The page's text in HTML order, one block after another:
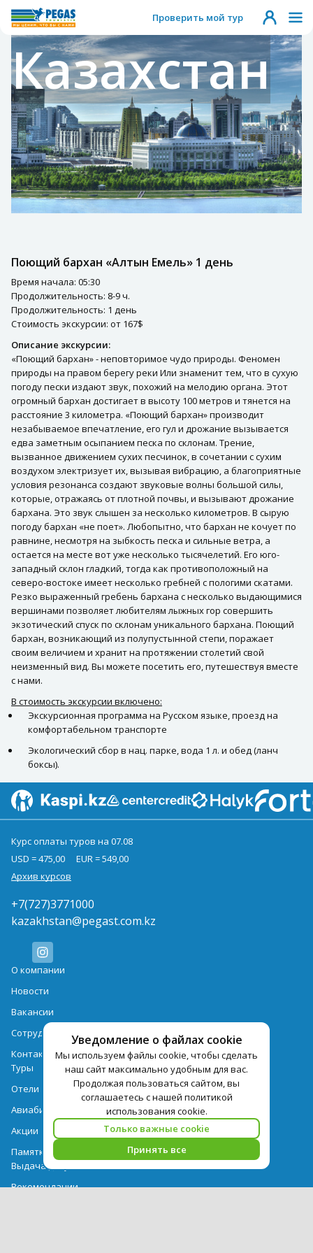
Проверить мой тур
Казахстан
Поющий бархан «Алтын Емель» 1 день
Время начала: 05:30
Продолжительность: 8-9 ч.
Продолжительность: 1 день
Стоимость экскурсии: от 167$
Описание экскурсии:
«Поющий бархан» - неповторимое чудо природы. Феномен
природы на правом берегу реки Или знаменит тем, что в сухую
погоду пески издают звук, похожий на мелодию органа. Этот
огромный бархан достигает в высоту 100 метров и тянется на
расстояние 3 километра. «Поющий бархан» производит
незабываемое впечатление, его гул и дрожание вызывается
едва заметным осыпанием песка по склонам. Трение,
вызванное движением сухих песчинок, в сочетании с сухим
воздухом электризует их, вызывая вибрацию, а благоприятные
условия резонанса создают звуковые волны большой силы,
которые, отражаясь от плотной почвы, и вызывают дрожание
бархана. Это звук слышен за несколько километров. В сырую
погоду бархан «не поет». Любопытно, что бархан не кочует по
равнине, несмотря на зыбкость песка и сильные ветра, а
остается на месте вот уже несколько тысячелетий. Его юго-
западный склон гладкий, тогда как противоположный на
северо-востоке имеет несколько гребней с пологими скатами.
Резко выраженный гребень бархана с несколько выдающимися
вершинами позволяет любителям лыжных гор совершить
экзотический спуск по склонам уникального бархана. Поющий
бархан, возникающий из полупустынной степи, поражает
своим величием и хранит на протяжении столетий свой
неизменный вид. Вы можете посетить его, путешествуя вместе
с нами.
В стоимость экскурсии включено:
Экскурсионная программа на Русском языке, проезд на
комфортабельном транспорте
Экологический сбор в нац. парке, вода 1 л. и обед (ланч
боксы).
Уведомление о файлах cookie
Мы используем файлы cookie, чтобы сделать
наш сайт максимально удобным для вас.
Продолжая пользоваться сайтом, вы
соглашаетесь с нашей политикой
использования cookie.
Только важные cookie
Принять все
Курс оплаты туров на 07.08
USD = 475,00
EUR = 549,00
Архив курсов
+7(727)3771000
kazakhstan@pegast.com.kz
О компании
Новости
Вакансии
Сотрудничество
Контактная информация
Туры
Отели
Авиабилеты
Акции
Памятка для туристов
Выдача документов
Рекомендации